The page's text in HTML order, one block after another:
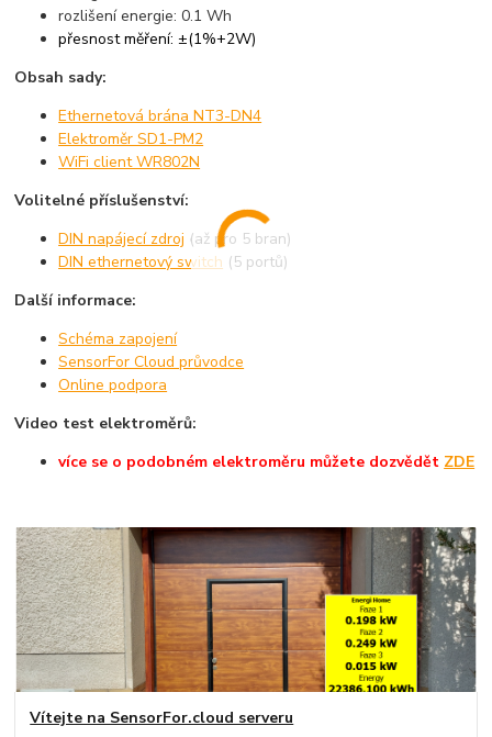
rozlišení energie: 0.1 Wh
přesnost měření: ±(1%+2W)
Obsah sady:
Ethernetová brána NT3-DN4
Elektroměr SD1-PM2
WiFi client WR802N
Volitelné příslušenství:
DIN napájecí zdroj (až pro 5 bran)
DIN ethernetový switch (5 portů)
Další informace:
Schéma zapojení
SensorFor Cloud průvodce
Online podpora
Video test elektroměrů:
více se o podobném elektroměru můžete dozvědět ZDE
Vítejte na SensorFor.cloud serveru